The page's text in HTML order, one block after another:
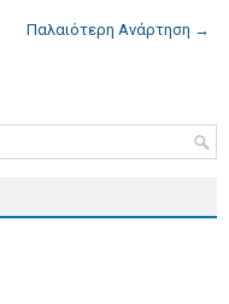
Παλαιότερη Ανάρτηση →